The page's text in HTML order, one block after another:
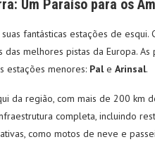
Um Paraíso para os
fantásticas estações de
melhores pistas da Europa. As
estações menores: Pale Arinsal.
da região, com mais de 200 km
completa, incluindo
como motos de neve e